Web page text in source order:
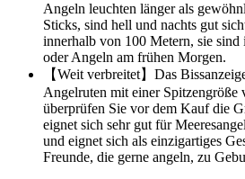
Angeln leuchten länger als
Sticks, sind hell und nachts gut
innerhalb von 100 Metern, sie sind
oder Angeln am frühen Morgen.
【Weit verbreitet】Das
Angelruten mit einer Spitzengröße
überprüfen Sie vor dem Kauf die
eignet sich sehr gut für
und eignet sich als einzigartiges
Freunde, die gerne angeln, zu